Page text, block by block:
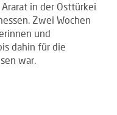
in der Osttürkei
Zwei Wochen
und
dahin für die
war.